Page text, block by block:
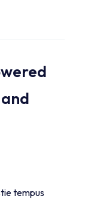
tempus